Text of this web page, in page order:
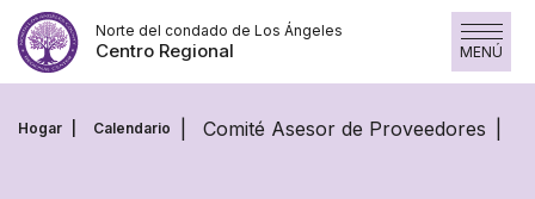
Saltar
contenido
Norte del condado de Los Ángeles
Centro Regional MENÚ
Hogar Calendario Comité Asesor de Proveedores